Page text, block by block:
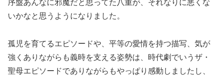
序盤あんなに邪魔だと思ってた八重が、それなりに悪くな
いかなと思うようになりました。
孤児を育てるエピソードや、平等の愛情を持つ描写、気が
強くありながらも義時を支える姿勢は、時代劇でいうザ・
聖母エピソードでありながらもやっぱり感動しましたし、